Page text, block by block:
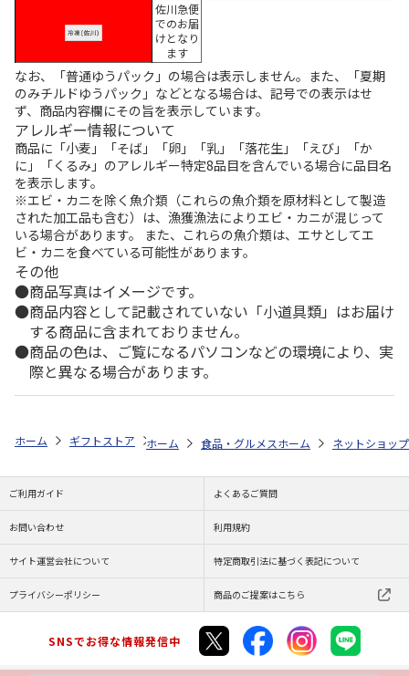
佐川急便
でのお届
けとなり
ます
なお、「普通ゆうパック」の場合は表示しません。また、「夏期
のみチルドゆうパック」などとなる場合は、記号での表示はせ
ず、商品内容欄にその旨を表示しています。
アレルギー情報について
商品に「小麦」「そば」「卵」「乳」「落花生」「えび」「か
に」「くるみ」のアレルギー特定8品目を含んでいる場合に品目名
を表示します。
※エビ・カニを除く魚介類（これらの魚介類を原材料として製造
された加工品も含む）は、漁獲漁法によりエビ・カニが混じって
いる場合があります。 また、これらの魚介類は、エサとしてエ
ビ・カニを食べている可能性があります。
その他
商品写真はイメージです。
商品内容として記載されていない「小道具類」はお届け
する商品に含まれておりません。
商品の色は、ご覧になるパソコンなどの環境により、実
際と異なる場合があります。
ホーム ギフトストア お中元・夏ギフト特集 2026 ゆうゆうギフト
ホーム 食品・グルメストア カレー特集
ホーム ネットショップ
ご利用ガイド よくあるご質問
お問い合わせ 利用規約
サイト運営会社について 特定商取引法に基づく表記について
プライバシーポリシー 商品のご提案はこちら
SNSでお得な情報発信中